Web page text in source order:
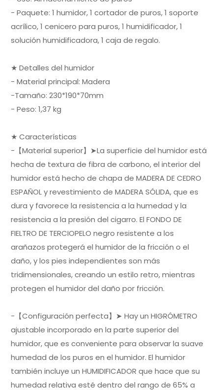
- Paquete: 1 humidor, 1 cortador de puros, 1 soporte
acrílico, 1 cenicero para puros, 1 humidificador, 1
solución humidificadora, 1 caja de regalo.
★ Detalles del humidor
- Material principal: Madera
-Tamaño: 230*190*70mm
- Peso: 1,37 kg
★ Características
-【Material superior】➤La superficie del humidor está
hecha de textura de fibra de carbono, el interior del
humidor está hecho de chapa de MADERA DE CEDRO
ESPAÑOL y revestimiento de MADERA SÓLIDA, que es
dura y favorece la resistencia a la humedad y la
resistencia a la presión del cigarro. El FONDO DE
FIELTRO DE TERCIOPELO negro resistente a los
arañazos protegerá el humidor de la fricción o el
daño, y los pies independientes son más
tridimensionales, creando un estilo retro, mientras
protegen el humidor del daño por fricción.
-【Configuración perfecta】➤ Hay un HIGRÓMETRO
ajustable incorporado en la parte superior del
humidor, que es conveniente para observar la suave
humedad de los puros en el humidor. El humidor
también incluye un HUMIDIFICADOR que hace que su
humedad relativa esté dentro del rango de 65% a